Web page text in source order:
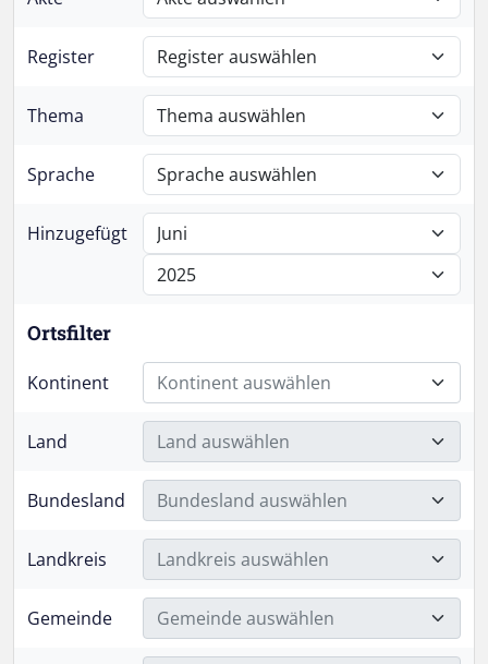
Register
Thema
Sprache
Hinzugefügt
Ortsfilter
Kontinent Kontinent auswählen
Land Land auswählen
Bundesland Bundesland auswählen
Landkreis Landkreis auswählen
Gemeinde Gemeinde auswählen